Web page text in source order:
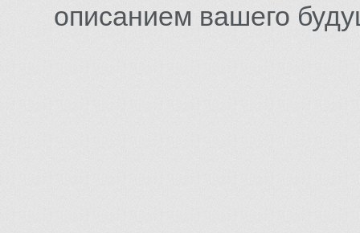
описанием вашего